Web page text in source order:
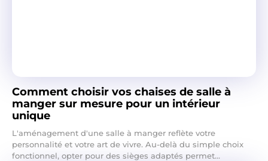
Comment choisir vos chaises de salle à
manger sur mesure pour un intérieur
unique
L'aménagement d'une salle à manger reflète votre
personnalité et votre art de vivre. Au-delà du simple choix
fonctionnel, opter pour des sièges adaptés permet...